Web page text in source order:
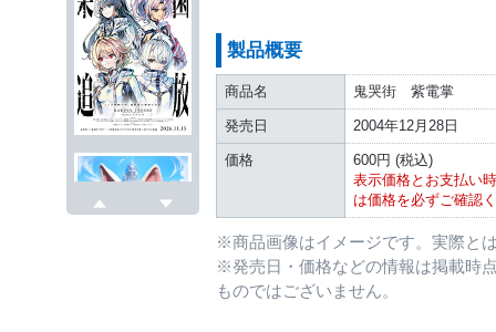
製品概要
商品名 鬼哭街 紫電掌
発売日 2004年12月28日
価格
600円 (税込)
表示価格とお支払い
は価格を必ずご確認
※商品画像はイメージです。実際と
※発売日・価格などの情報は掲載時
ものではございません。